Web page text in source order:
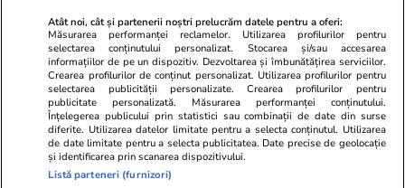
Reportaj în Ungaria de Est,
paradisul cultural și acvatic de la
granița României. Cât costă un
sejur în tărâmul cetăților și băilor
termale
Antrenor cu
Adversarul
adevărat
PARTENERI
Atât noi, cât și partenerii noștri prelucrăm datele pentru a oferi:
Măsurarea performanței reclamelor. Utilizarea profilurilor pentru
selectarea conținutului personalizat. Stocarea și/sau accesarea
informațiilor de pe un dispozitiv. Dezvoltarea și îmbunătățirea serviciilor.
Crearea profilurilor de conținut personalizat. Utilizarea profilurilor pentru
selectarea publicității personalizate. Crearea profilurilor pentru
publicitate personalizată. Măsurarea performanței conținutului.
Înțelegerea publicului prin statistici sau combinații de date din surse
diferite. Utilizarea datelor limitate pentru a selecta conținutul. Utilizarea
de date limitate pentru a selecta publicitatea. Date precise de geolocație
și identificarea prin scanarea dispozitivului.
Listă parteneri (furnizori)